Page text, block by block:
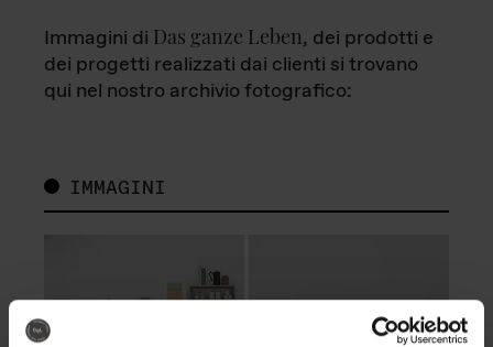
Immagini di Das ganze Leben, dei prodotti e
dei progetti realizzati dai clienti si trovano
qui nel nostro archivio fotografico:
IMMAGINI